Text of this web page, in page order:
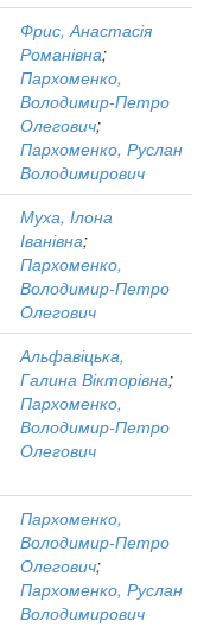
Фрис, Анастасія
Романівна;
Пархоменко,
Володимир-Петро
Олегович;
Пархоменко, Руслан
Володимирович
Муха, Ілона
Іванівна;
Пархоменко,
Володимир-Петро
Олегович
Альфавіцька,
Галина Вікторівна;
Пархоменко,
Володимир-Петро
Олегович
Пархоменко,
Володимир-Петро
Олегович;
Пархоменко, Руслан
Володимирович